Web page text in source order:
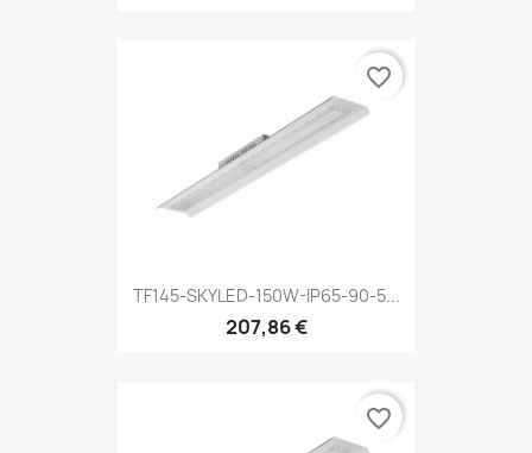
TF145-SKYLED-150W-IP65-90-5...
207,86 €
favorite_border
favorite_border